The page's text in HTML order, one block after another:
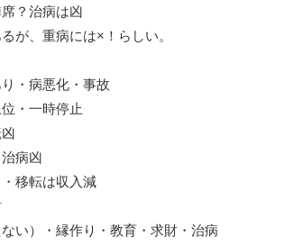
？治病は凶
が、重病には×！らしい。
・病悪化・事故
・一時停止
病凶
移転は収入減
い）・縁作り・教育・求財・治病